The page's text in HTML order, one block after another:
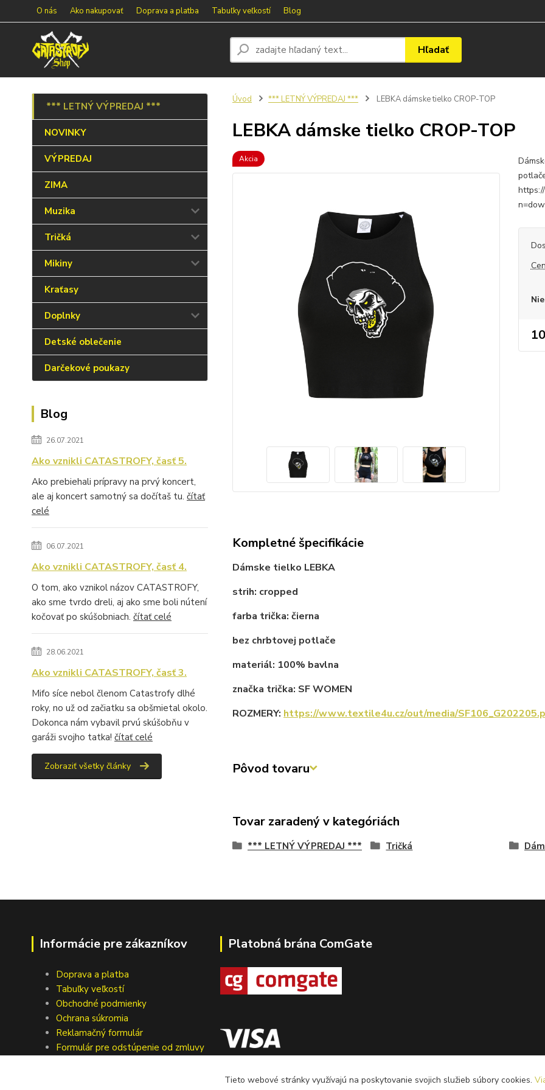
O nás Ako nakupovať Doprava a platba Tabuľky veľkostí Blog
Hľadať
*** LETNÝ VÝPREDAJ ***
NOVINKY
VÝPREDAJ
ZIMA
Muzika
Tričká
Mikiny
Kraťasy
Doplnky
Detské oblečenie
Darčekové poukazy
Blog
26.07.2021
Ako vznikli CATASTROFY, časť 5.
Ako prebiehali prípravy na prvý koncert,
ale aj koncert samotný sa dočítaš tu. čítať
celé
06.07.2021
Ako vznikli CATASTROFY, časť 4.
O tom, ako vznikol názov CATASTROFY,
ako sme tvrdo dreli, aj ako sme boli nútení
kočovať po skúšobniach. čítať celé
28.06.2021
Ako vznikli CATASTROFY, časť 3.
Mifo síce nebol členom Catastrofy dlhé
roky, no už od začiatku sa obšmietal okolo.
Dokonca nám vybavil prvú skúšobňu v
garáži svojho tatka! čítať celé
Zobraziť všetky články
Úvod *** LETNÝ VÝPREDAJ *** LEBKA dámske tielko CROP-TOP
LEBKA dámske tielko CROP-TOP
Akcia
Kompletné špecifikácie
Dámske tielko LEBKA
strih: cropped
farba trička: čierna
bez chrbtovej potlače
materiál: 100% bavlna
značka trička: SF WOMEN
ROZMERY: https://www.textile4u.cz/out/media/
Pôvod tovaru
Tovar zaradený v kategóriách
*** LETNÝ VÝPREDAJ *** Tričká
Informácie pre zákazníkov
Doprava a platba
Tabuľky veľkostí
Obchodné podmienky
Ochrana súkromia
Reklamačný formulár
Formulár pre odstúpenie od zmluvy
Platobná brána ComGate
Tieto webové stránky využívajú na poskytovanie svojich služieb súbory cookies.